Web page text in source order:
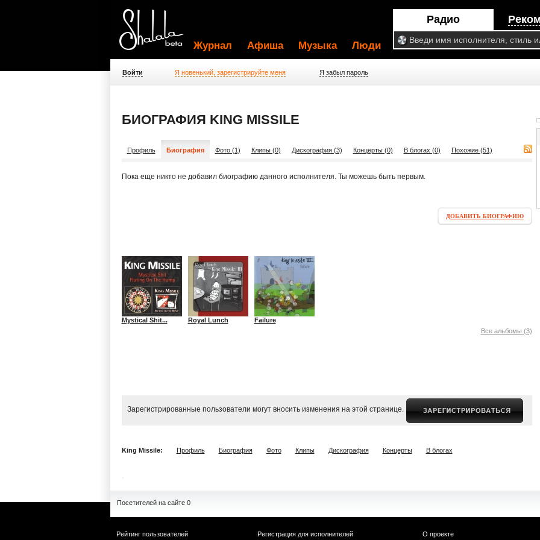
Радио
Журнал Афиша Музыка Люди
Войти Я новенький, зарегистрируйте меня Я забыл пароль
БИОГРАФИЯ KING MISSILE
Профиль Биография Фото (1) Клипы (0) Дискография (3) Концерты (0) В блогах (0) Похожие (51)
Пока еще никто не добавил биографию данного исполнителя. Ты можешь быть первым.
ДОБАВИТЬ БИОГРАФИЮ
Mystical Shit... Royal Lunch
Failure
Все альбомы (3)
Зарегистрированные пользователи могут вносить изменения на этой странице.
King Missile: Профиль Биография Фото Клипы Дискография Концерты В блогах
Посетителей на сайте 0
Рейтинг пользователей
Регистрация для исполнителей
О проекте